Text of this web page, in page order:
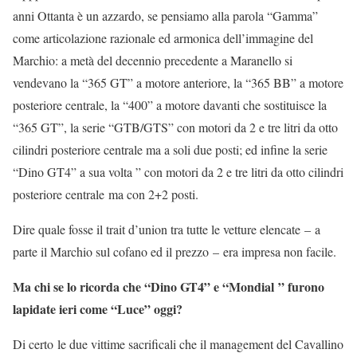
anni Ottanta è un azzardo, se pensiamo alla parola “Gamma”
come articolazione razionale ed armonica dell’immagine del
Marchio: a metà del decennio precedente a Maranello si
vendevano la “365 GT” a motore anteriore, la “365 BB” a motore
posteriore centrale, la “400” a motore davanti che sostituisce la
“365 GT”, la serie “GTB/GTS” con motori da 2 e tre litri da otto
cilindri posteriore centrale ma a soli due posti; ed infine la serie
“Dino GT4” a sua volta ” con motori da 2 e tre litri da otto cilindri
posteriore centrale ma con 2+2 posti.
Dire quale fosse il trait d’union tra tutte le vetture elencate – a
parte il Marchio sul cofano ed il prezzo – era impresa non facile.
Ma chi se lo ricorda che “Dino GT4” e “Mondial ” furono
lapidate ieri come “Luce” oggi?
Di certo le due vittime sacrificali che il management del Cavallino